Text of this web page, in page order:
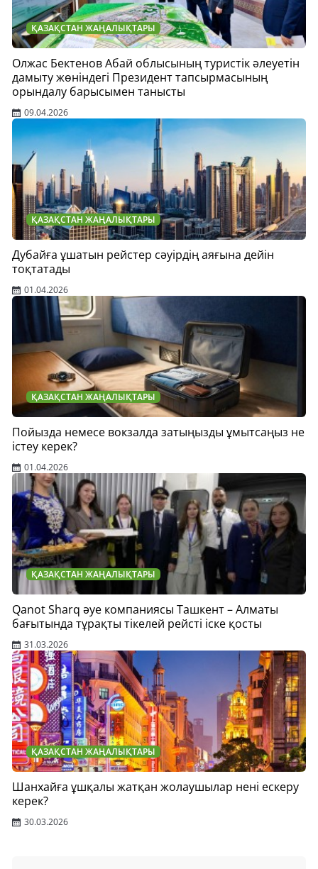
ҚАЗАҚСТАН ЖАҢАЛЫҚТАРЫ
Олжас Бектенов Абай облысының туристік әлеуетін
дамыту жөніндегі Президент тапсырмасының
орындалу барысымен танысты
09.04.2026
ҚАЗАҚСТАН ЖАҢАЛЫҚТАРЫ
Дубайға ұшатын рейстер сәуірдің аяғына дейін
тоқтатады
01.04.2026
ҚАЗАҚСТАН ЖАҢАЛЫҚТАРЫ
Пойызда немесе вокзалда затыңызды ұмытсаңыз не
істеу керек?
01.04.2026
ҚАЗАҚСТАН ЖАҢАЛЫҚТАРЫ
Qanot Sharq әуе компаниясы Ташкент – Алматы
бағытында тұрақты тікелей рейсті іске қосты
31.03.2026
ҚАЗАҚСТАН ЖАҢАЛЫҚТАРЫ
Шанхайға ұшқалы жатқан жолаушылар нені ескеру
керек?
30.03.2026